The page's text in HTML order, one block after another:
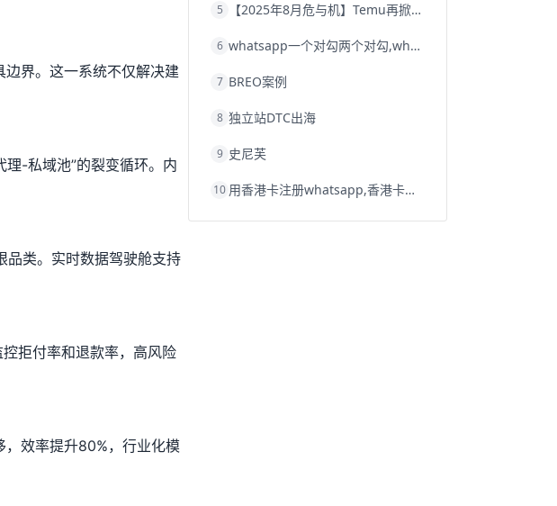
边界。这一系统不仅解决建
-私域池”的裂变循环。内
品类。实时数据驾驶舱支持
拒付率和退款率，高风险
，效率提升80%，行业化模
跨境电商优势跨境电商的优势seo运营
whatsapp群发
5 【2025年8月危与机】Temu再掀封店风暴，独立站才是跨境卖家的避险通道
6 whatsapp一个对勾两个对勾,whatsapp对勾代表什么意思
7 BREO案例
8 独立站DTC出海
9 史尼芙
10 用香港卡注册whatsapp,香港卡不能注册whatsapp